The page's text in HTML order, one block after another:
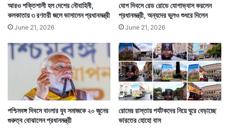
আরও শক্তিশালী হল দেশের নৌবাহিনী,
কলকাতায় ৩ রণতরী জলে ভাসালেন প্রধানমন্ত্রী
June 21, 2026
যোগ দিবসে রেড রোডে যোগাভ্যাস করলেন
প্রধানমন্ত্রী, অন্যদের ভুলও শুধরে দিলেন
June 21, 2026
পশ্চিমবঙ্গ দিবসে বাংলার যুব সমাজকে ২০ জুনের
গুরুত্ব বোঝালেন প্রধানমন্ত্রী
রোমের রাস্তায় পর্যটকদের নিয়ে ঘুরে বেড়াচ্ছে
ভারতের হোহো বাস